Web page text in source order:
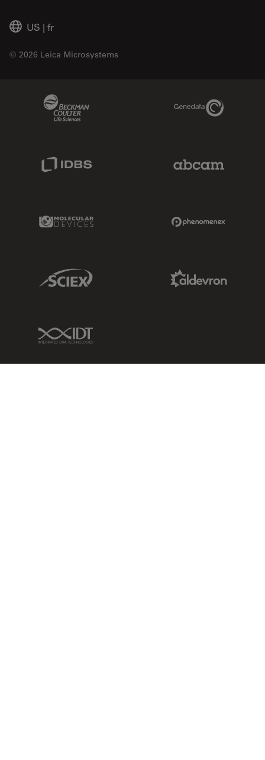
US | fr
© 2026 Leica Microsystems
Genedata Link
Molecular Devices Link
Sciex Link
IDT Link